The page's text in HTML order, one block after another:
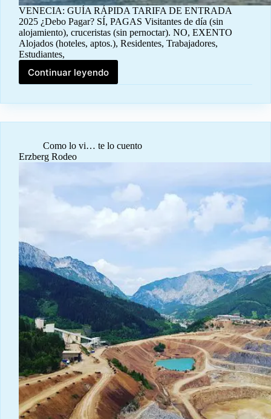
VENECIA: GUÍA RÁPIDA TARIFA DE ENTRADA
2025 ¿Debo Pagar? SÍ, PAGAS Visitantes de día (sin
alojamiento), cruceristas (sin pernoctar). NO, EXENTO
Alojados (hoteles, aptos.), Residentes, Trabajadores,
Estudiantes,
Continuar leyendo
Tarifas
de
entrada
Venecia
Como lo vi… te lo cuento
Erzberg Rodeo